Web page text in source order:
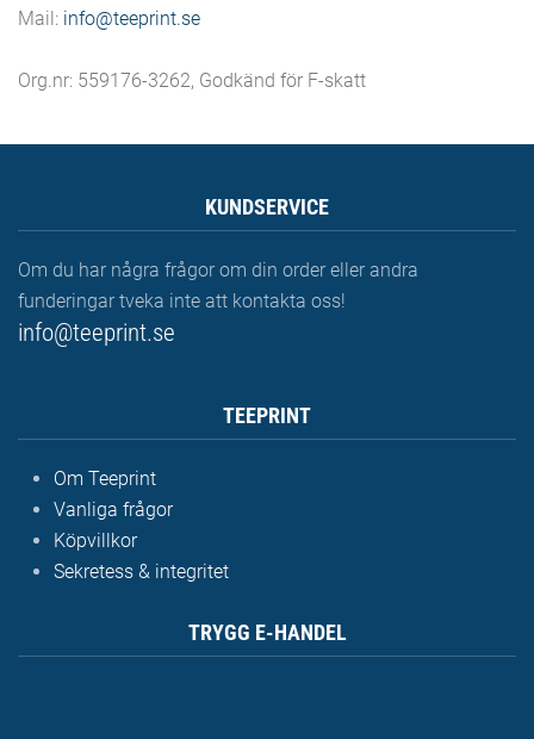
Mail: info@teeprint.se
Org.nr: 559176-3262, Godkänd för F-skatt
KUNDSERVICE
Om du har några frågor om din order eller andra
funderingar tveka inte att kontakta oss!
info@teeprint.se
TEEPRINT
Om Teeprint
Vanliga frågor
Köpvillkor
Sekretess & integritet
TRYGG E-HANDEL